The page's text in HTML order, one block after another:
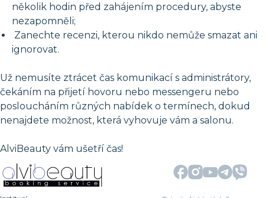
několik hodin před zahájením procedury, abyste
nezapomněli;
Zanechte recenzi, kterou nikdo nemůže smazat ani
ignorovat.
Už nemusíte ztrácet čas komunikací s administrátory,
čekáním na přijetí hovoru nebo messengeru nebo
posloucháním různých nabídek o termínech, dokud
nenajdete možnost, která vyhovuje vám a salonu.
AlviBeauty vám ušetří čas!